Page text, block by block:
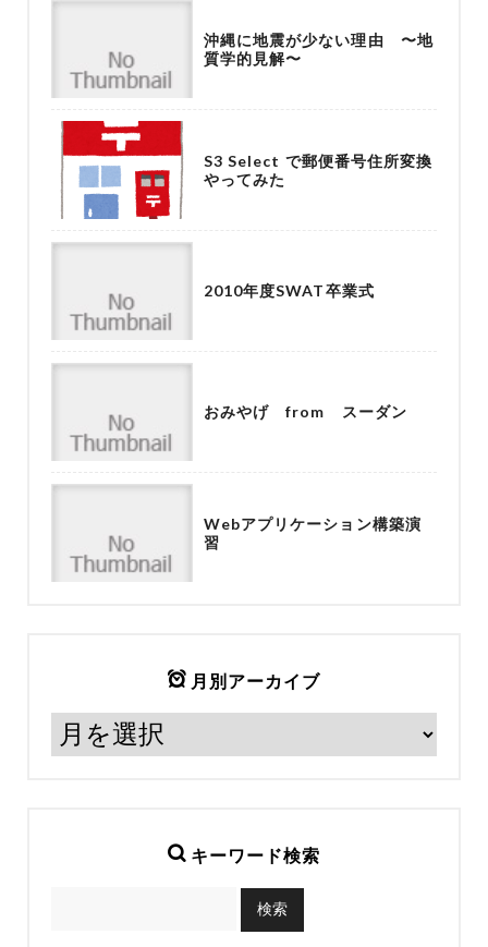
沖縄に地震が少ない理由 〜地
質学的見解〜
S3 Select で郵便番号住所変換
やってみた
2010年度SWAT卒業式
おみやげ from スーダン
Webアプリケーション構築演
習
月別アーカイブ
キーワード検索